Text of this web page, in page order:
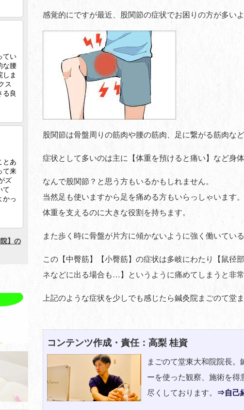
感覚的にですが最近、股関節の症状でお困りの方が多い
股関節は骨盤周りの筋肉や腰の筋肉、足に繋がる筋肉な
症状として多いのは主に【体重を預けると痛い】など身
なんで股関節？と思う方もいるかもしれません。
当然足も使いますから足を痛める方もいらっしゃいます
体重を支えるのに大きな役割を持ちます。
また歩く時に骨盤が片方に傾かないように強く働いてい
この【中臀筋】【小臀筋】の症状は多岐にわたり【鼠径
ネなどに出る場合も…】というように痛めてしまうと非常
上記のような症状を少しでも感じたら鍼灸院まごのて堂
コンテンツ作成・責任：高梨 桂資
まごのて堂東大和院院長
ーを使った観察、施術を得
尽くしております。
⇒自己